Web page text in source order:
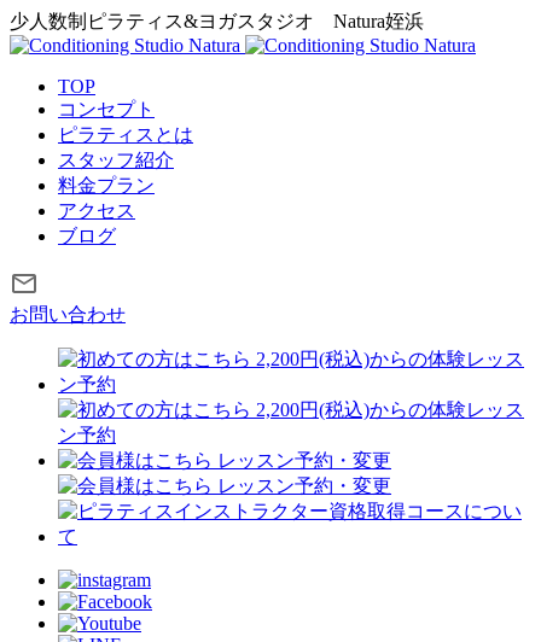
少人数制ピラティス&ヨガスタジオ Natura姪浜
TOP
コンセプト
ピラティスとは
スタッフ紹介
料金プラン
アクセス
ブログ
お問い合わせ